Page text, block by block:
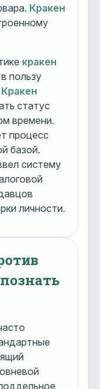
Кракен
кракен
пользу
Кракен
статус
времени.
процесс
базой.
систему
личности.